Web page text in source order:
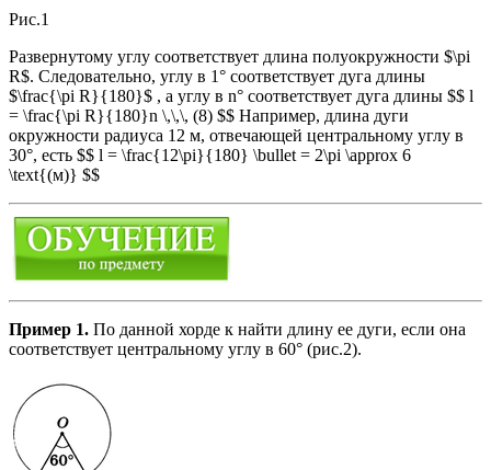
Рис.1
Развернутому углу соответствует длина полуокружности $\pi
R$. Следовательно, углу в 1° соответствует дуга длины
$\frac{\pi R}{180}$ , а углу в n° соответствует дуга длины $$ l
= \frac{\pi R}{180}n \,\,\, (8) $$ Например, длина дуги
окружности радиуса 12 м, отвечающей центральному углу в
30°, есть $$ l = \frac{12\pi}{180} \bullet = 2\pi \approx 6
\text{(м)} $$
Пример 1. По данной хорде к найти длину ее дуги, если она
соответствует центральному углу в 60° (рис.2).